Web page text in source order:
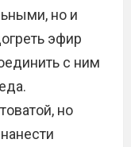
но и
эфир
с ним
но